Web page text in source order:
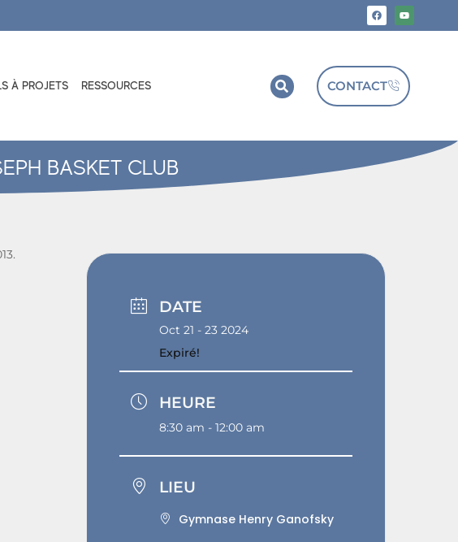
À PROJETS RESSOURCES CONTACT
BASKET CLUB
DATE
Oct 21 - 23 2024
Expiré!
HEURE
8:30 am - 12:00 am
LIEU
Gymnase Henry Ganofsky